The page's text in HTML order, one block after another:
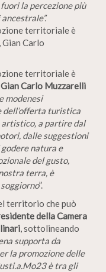
la percezione più
territoriale è
Gian Carlo
territoriale è
Gian Carlo Muzzarelli
modenesi
dell’offerta turistica
a partire dal
dalle suggestioni
natura e
del gusto,
terra, è
”.
territorio che può
della Camera
, sottolineando
supporta da
la promozione delle
è tra gli